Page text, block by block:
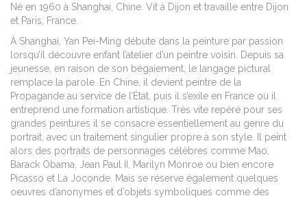
Né en 1960 à Shanghai, Chine. Vit à Dijon et travaille entre Dijon
et Paris, France.
À Shanghai, Yan Pei-Ming débute dans la peinture par passion
lorsqu’il découvre enfant l’atelier d’un peintre voisin. Depuis sa
jeunesse, en raison de son bégaiement, le langage pictural
remplace la parole. En Chine, il devient peintre de la
Propagande au service de l’État, puis il s’exile en France où il
entreprend une formation artistique. Très vite repéré pour ses
grandes peintures il se consacre essentiellement au genre du
portrait, avec un traitement singulier propre à son style. Il peint
alors des portraits de personnages célèbres comme Mao,
Barack Obama, Jean Paul II, Marilyn Monroe ou bien encore
Picasso et La Joconde. Mais se réserve également quelques
oeuvres d’anonymes et d’objets symboliques comme des